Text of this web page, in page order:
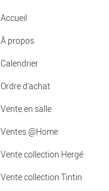
Accueil
À propos
Calendrier
Ordre d’achat
Vente en salle
Ventes @Home
Vente collection Hergé
Vente collection Tintin